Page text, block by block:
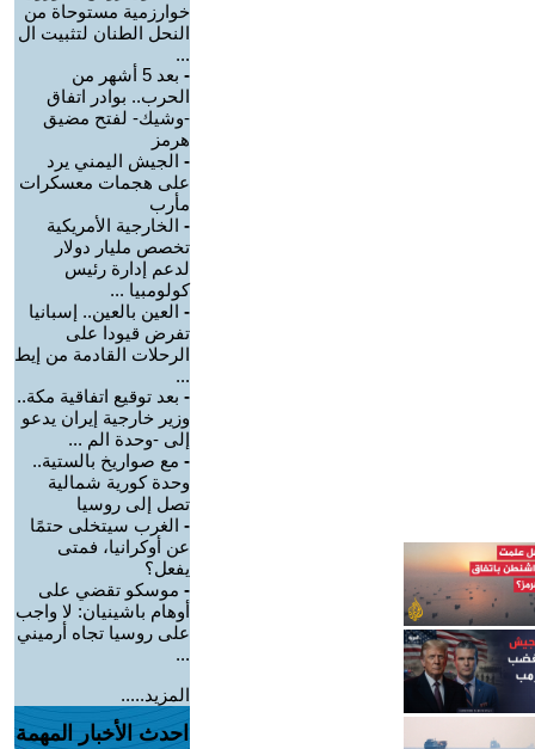
خوارزمية مستوحاة من
النحل الطنان لتثبيت ال
...
-
بعد 5 أشهر من
الحرب.. بوادر اتفاق
-وشيك- لفتح مضيق
هرمز
- الجيش اليمني يرد
على هجمات معسكرات
مأرب
- الخارجية الأمريكية
تخصص مليار دولار
لدعم إدارة رئيس
كولومبيا ...
- العين بالعين.. إسبانيا
تفرض قيودا على
الرحلات القادمة من إيط
...
- بعد توقيع اتفاقية مكة..
وزير خارجية إيران يدعو
إلى -وحدة الم ...
- مع صواريخ بالستية..
وحدة كورية شمالية
تصل إلى روسيا
- الغرب سيتخلى حتمًا
عن أوكرانيا، فمتى
يفعل؟
- موسكو تقضي على
أوهام باشينيان: لا واجب
على روسيا تجاه أرميني
...
المزيد.....
احدث الأخبار المهمة